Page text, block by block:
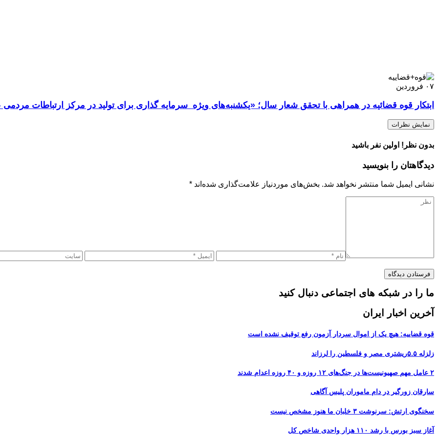
۰۷ فروردین
ابتکار قوه قضائیه در همراهی با تحقق شعار سال؛ «یکشنبه‌های ویژه سرمایه گذاری برای تولید در مرکز ارتباطات مردمی
نمایش نظرات
بدون نظر! اولین نفر باشید
دیدگاهتان را بنویسید
نشانی ایمیل شما منتشر نخواهد شد. بخش‌های موردنیاز علامت‌گذاری شده‌اند *
ما را در شبکه های اجتماعی دنبال کنید
آخرین اخبار ایران
قوه قضاییه: هیچ یک از اموال سردار آزمون رفع توقیف نشده است
زلزله ۵.۵ریشتری مصر و فلسطین را لرزاند
۲ عامل مهم صهیونیست‌ها در جنگ‌های ۱۲ روزه و ۴۰ روزه اعدام شدند
سارقان زورگیر در دام ماموران پلیس آگاهی
سخنگوی ارتش: سرنوشت ۳ خلبان ما هنوز مشخص نیست
آغاز سبز بورس با رشد ۱۱۰ هزار واحدی شاخص کل